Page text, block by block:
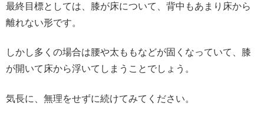
最終目標としては、膝が床について、背中もあまり床から
離れない形です。
しかし多くの場合は腰や太ももなどが固くなっていて、膝
が開いて床から浮いてしまうことでしょう。
気長に、無理をせずに続けてみてください。